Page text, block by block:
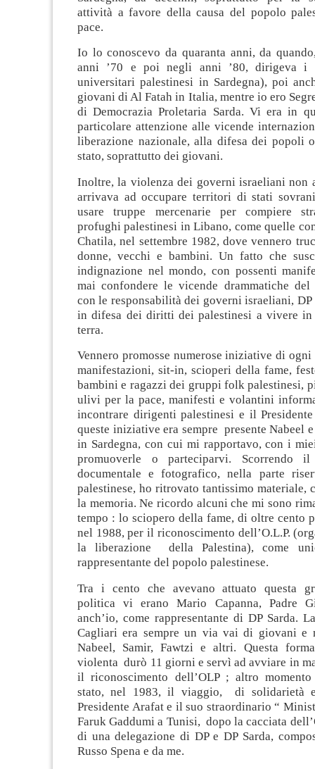
attività a favore della causa del popolo
pace.
Io lo conoscevo da quaranta anni, da
anni ’70 e poi negli anni ’80, dirigeva i
universitari palestinesi in Sardegna), poi
giovani di Al Fatah in Italia, mentre io ero
di Democrazia Proletaria Sarda. Vi era in
particolare attenzione alle vicende
liberazione nazionale, alla difesa dei popoli
stato, soprattutto dei giovani.
Inoltre, la violenza dei governi israeliani non
arrivava ad occupare territori di stati
usare truppe mercenarie per compiere
profughi palestinesi in Libano, come quelle
Chatila, nel settembre 1982, dove vennero
donne, vecchi e bambini. Un fatto che
indignazione nel mondo, con possenti
mai confondere le vicende drammatiche
con le responsabilità dei governi israeliani, DP
in difesa dei diritti dei palestinesi a vivere
terra.
Vennero promosse numerose iniziative di
manifestazioni, sit-in, scioperi della fame,
bambini e ragazzi dei gruppi folk palestinesi,
ulivi per la pace, manifesti e volantini
incontrare dirigenti palestinesi e il
queste iniziative era sempre presente Nabeel
in Sardegna, con cui mi rapportavo, con i
promuoverle o parteciparvi. Scorrendo
documentale e fotografico, nella parte
palestinese, ho ritrovato tantissimo materiale,
la memoria. Ne ricordo alcuni che mi sono
tempo : lo sciopero della fame, di oltre cento
nel 1988, per il riconoscimento dell’O.L.P.
la liberazione della Palestina), come
rappresentante del popolo palestinese.
Tra i cento che avevano attuato questa
politica vi erano Mario Capanna, Padre
anch’io, come rappresentante di DP Sarda.
Cagliari era sempre un via vai di giovani e
Nabeel, Samir, Fawtzi e altri. Questa
violenta durò 11 giorni e servì ad avviare in
il riconoscimento dell’OLP ; altro
stato, nel 1983, il viaggio, di solidarietà
Presidente Arafat e il suo straordinario “
Faruk Gaddumi a Tunisi, dopo la cacciata
di una delegazione di DP e DP Sarda,
Russo Spena e da me.